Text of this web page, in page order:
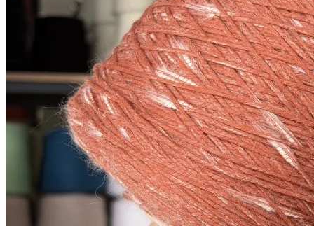
Показать еще
Мы используем файлы cookie,
чтобы улучшить работу сайта и предоставить вам
больше возможностей. Также, к сайту подключен сервис
веб аналитики Яндекс Метрика, использующий cookie.
Продолжая использовать сайт, вы соглашаетесь с
условиями использования cookie.